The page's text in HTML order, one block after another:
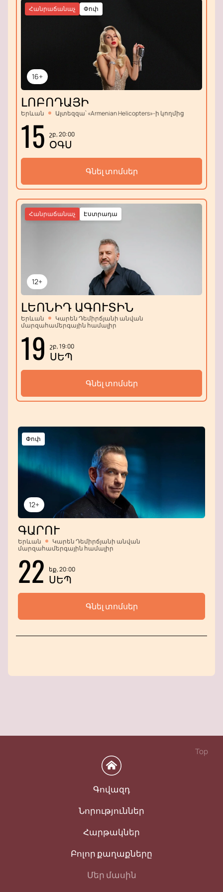
16+
Փոփ
Հանրաճանաչ
ԼՈԲՈԴԱՅԻ
Երևան Ալտեզզա՝ «Armenian Helicopters»-ի կողմից
15 շբ, 20:00
ՕԳՍ
Գնել տոմսեր
12+
Էստրադա
Հանրաճանաչ
ԼԵՈՆԻԴ ԱԳՈՒՏԻՆ
Երևան
Կարեն Դեմիրճյանի անվան
մարզահամերգային համալիր
19 շբ, 19:00
ՍԵՊ
Գնել տոմսեր
12+
Փոփ
ԳԱՐՈՒ
Երևան
Կարեն Դեմիրճյանի անվան
մարզահամերգային համալիր
22 եք, 20:00
ՍԵՊ
Գնել տոմսեր
Top
Գովազդ
Նորություններ
Հարթակներ
Բոլոր քաղաքները
Մեր մասին